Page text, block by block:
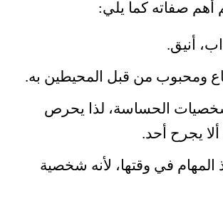
أهم صفاته كما يلي:
أنيق.
ومحبوب من قبل المحيطين به.
الحساسة، لذا يحرص
يجرح أحد.
المهام في وقتها، لأنه شخصية